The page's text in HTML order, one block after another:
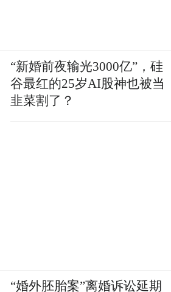
“新婚前夜输光3000亿”，硅
谷最红的25岁AI股神也被当
韭菜割了？
“婚外胚胎案”离婚诉讼延期